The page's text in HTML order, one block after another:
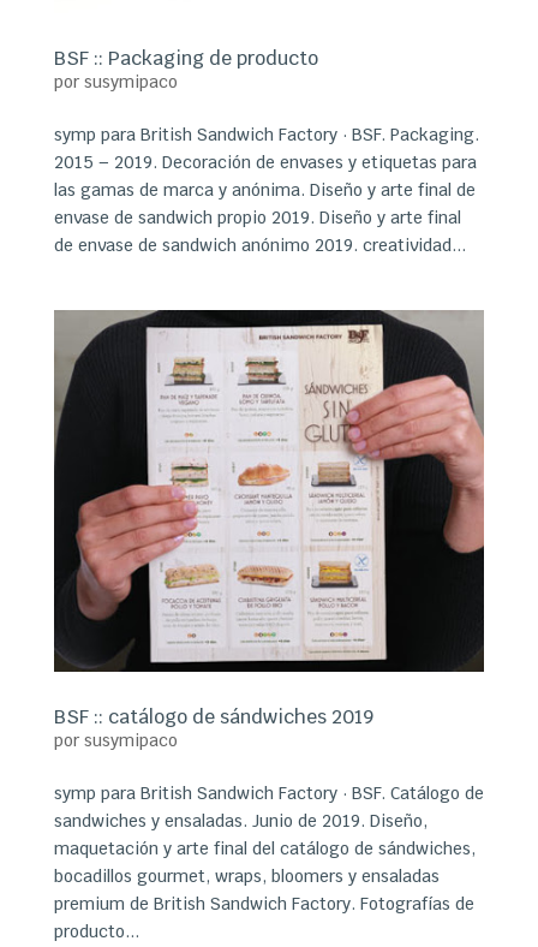
BSF :: Packaging de producto
por susymipaco
symp para British Sandwich Factory · BSF. Packaging.
2015 – 2019. Decoración de envases y etiquetas para
las gamas de marca y anónima. Diseño y arte final de
envase de sandwich propio 2019. Diseño y arte final
de envase de sandwich anónimo 2019. creatividad...
BSF :: catálogo de sándwiches 2019
por susymipaco
symp para British Sandwich Factory · BSF. Catálogo de
sandwiches y ensaladas. Junio de 2019. Diseño,
maquetación y arte final del catálogo de sándwiches,
bocadillos gourmet, wraps, bloomers y ensaladas
premium de British Sandwich Factory. Fotografías de
producto...